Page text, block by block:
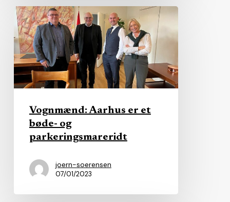
Vognmænd:
Aarhus
er
et
bøde-
og
Vognmænd: Aarhus er et
bøde- og
parkeringsmareridt
joern-soerensen
07/01/2023